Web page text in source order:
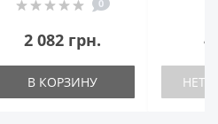
480 грн.
НЕТ В НАЛИЧИИ
1
НЕТ